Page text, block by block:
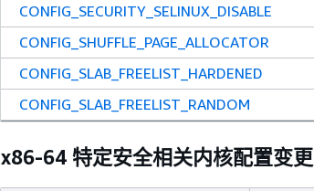
CONFIG_SECURITY_SELINUX_DISABLE
CONFIG_SHUFFLE_PAGE_ALLOCATOR
CONFIG_SLAB_FREELIST_HARDENED
CONFIG_SLAB_FREELIST_RANDOM
x86-64 特定安全相关内核配置变更